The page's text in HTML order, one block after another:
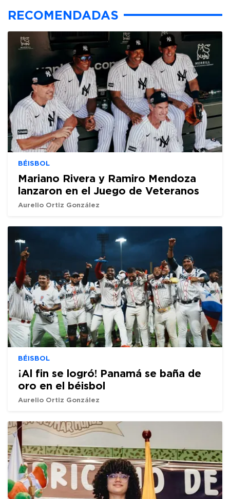
RECOMENDADAS
BÉISBOL
Mariano Rivera y Ramiro Mendoza
lanzaron en el Juego de Veteranos
Aurelio Ortiz González
BÉISBOL
¡Al fin se logró! Panamá se baña de
oro en el béisbol
Aurelio Ortiz González